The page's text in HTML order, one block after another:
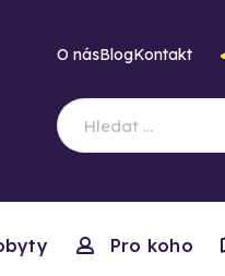
O násBlogKontakt
Pro koho